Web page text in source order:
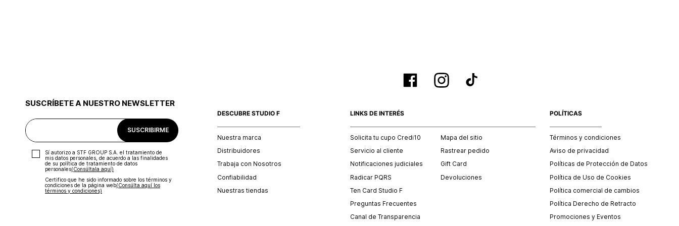
SUSCRÍBETE A NUESTRO NEWSLETTER
SUSCRIBIRME
Sí autorizo a STF GROUP S.A. el tratamiento de
mis datos personales, de acuerdo a las finalidades
de su política de tratamiento de datos
personales‎(Consúltala aquí)
Certifico que he sido informado sobre los términos y
condiciones de la página web‎(Consúlta aquí los
términos y condiciones)
DESCUBRE STUDIO F
Nuestra marca
Distribuidores
Trabaja con Nosotros
Confiabilidad
Nuestras tiendas
LINKS DE INTERÉS
Solicita tu cupo Credi10
Servicio al cliente
Notificaciones judiciales
Radicar PQRS
Ten Card Studio F
Preguntas Frecuentes
Canal de Transparencia
Mapa del sitio
Rastrear pedido
Gift Card
Devoluciones
POLÍTICAS
Términos y condiciones
Aviso de privacidad
Políticas de Protección de Datos
Política de Uso de Cookies
Política comercial de cambios
Política Derecho de Retracto
Promociones y Eventos